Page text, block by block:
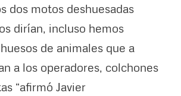
dos motos deshuesadas
dirían, incluso hemos
de animales que a
a los operadores, colchones
“afirmó Javier